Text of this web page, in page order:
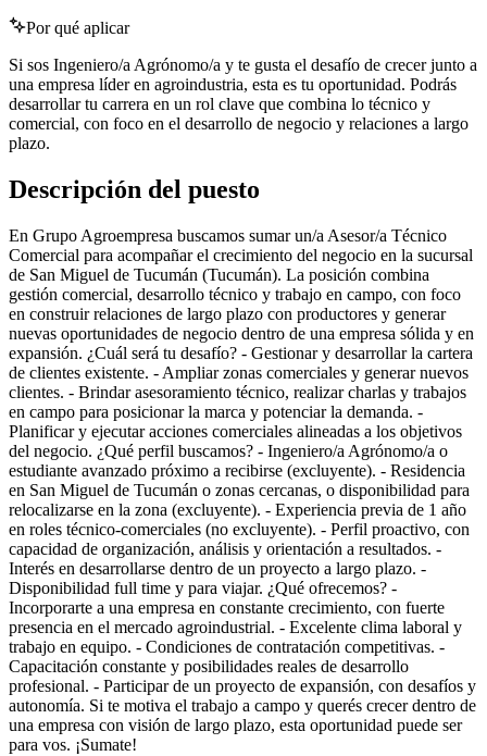
Por qué aplicar
Si sos Ingeniero/a Agrónomo/a y te gusta el desafío de crecer junto a
una empresa líder en agroindustria, esta es tu oportunidad. Podrás
desarrollar tu carrera en un rol clave que combina lo técnico y
comercial, con foco en el desarrollo de negocio y relaciones a largo
plazo.
Descripción del puesto
En Grupo Agroempresa buscamos sumar un/a Asesor/a Técnico
Comercial para acompañar el crecimiento del negocio en la sucursal
de San Miguel de Tucumán (Tucumán). La posición combina
gestión comercial, desarrollo técnico y trabajo en campo, con foco
en construir relaciones de largo plazo con productores y generar
nuevas oportunidades de negocio dentro de una empresa sólida y en
expansión. ¿Cuál será tu desafío? - Gestionar y desarrollar la cartera
de clientes existente. - Ampliar zonas comerciales y generar nuevos
clientes. - Brindar asesoramiento técnico, realizar charlas y trabajos
en campo para posicionar la marca y potenciar la demanda. -
Planificar y ejecutar acciones comerciales alineadas a los objetivos
del negocio. ¿Qué perfil buscamos? - Ingeniero/a Agrónomo/a o
estudiante avanzado próximo a recibirse (excluyente). - Residencia
en San Miguel de Tucumán o zonas cercanas, o disponibilidad para
relocalizarse en la zona (excluyente). - Experiencia previa de 1 año
en roles técnico-comerciales (no excluyente). - Perfil proactivo, con
capacidad de organización, análisis y orientación a resultados. -
Interés en desarrollarse dentro de un proyecto a largo plazo. -
Disponibilidad full time y para viajar. ¿Qué ofrecemos? -
Incorporarte a una empresa en constante crecimiento, con fuerte
presencia en el mercado agroindustrial. - Excelente clima laboral y
trabajo en equipo. - Condiciones de contratación competitivas. -
Capacitación constante y posibilidades reales de desarrollo
profesional. - Participar de un proyecto de expansión, con desafíos y
autonomía. Si te motiva el trabajo a campo y querés crecer dentro de
una empresa con visión de largo plazo, esta oportunidad puede ser
para vos. ¡Sumate!